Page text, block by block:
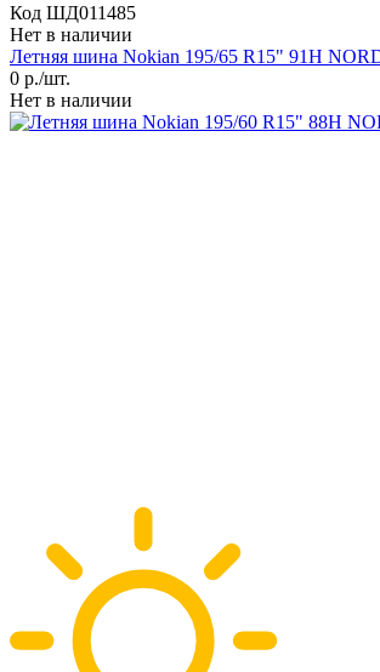
Код ШД011485
Нет в наличии
Летняя шина Nokian 195/65 R15" 91H
0 р./шт.
Нет в наличии